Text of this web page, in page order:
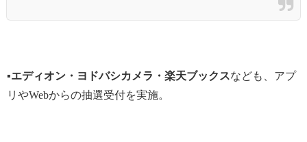
▪エディオン・ヨドバシカメラ・楽天ブックスなども、アプ
リやWebからの抽選受付を実施。